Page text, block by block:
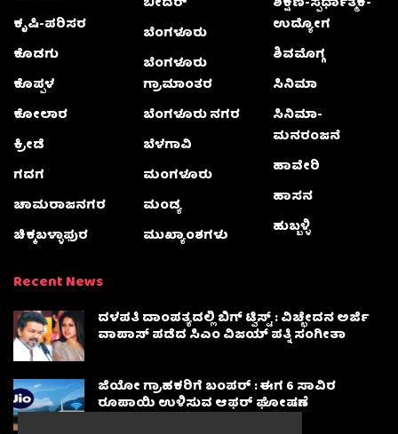
ಕೃಷಿ-ಪರಿಸರ
ಕೊಡಗು
ಕೊಪ್ಪಳ
ಕೋಲಾರ
ಕ್ರೀಡೆ
ಗದಗ
ಚಾಮರಾಜನಗರ
ಚಿಕ್ಕಬಳ್ಳಾಫುರ
ಬೆಂಗಳೂರು
ಬೆಂಗಳೂರು
ಗ್ರಾಮಾಂತರ
ಬೆಂಗಳೂರು ನಗರ
ಬೆಳಗಾವಿ
ಮಂಗಳೂರು
ಮಂಡ್ಯ
ಮುಖ್ಯಾಂಶಗಳು
ಉದ್ಯೋಗ
ಶಿವಮೊಗ್ಗ
ಸಿನಿಮಾ
ಸಿನಿಮಾ-
ಮನರಂಜನೆ
ಹಾವೇರಿ
ಹಾಸನ
ಹುಬ್ಬಳ್ಳಿ
Recent News
ದಳಪತಿ ದಾಂಪತ್ಯದಲ್ಲಿ ಬಿಗ್ ಟ್ವಿಸ್ಟ್ : ವಿಚ್ಛೇದನ ಅರ್ಜಿ
ವಾಪಾಸ್‌ ಪಡೆದ ಸಿಎಂ ವಿಜಯ್ ಪತ್ನಿ ಸಂಗೀತಾ‌
ಜಿಯೋ ಗ್ರಾಹಕರಿಗೆ ಬಂಪರ್ : ಈಗ 6 ಸಾವಿರ
ರೂಪಾಯಿ ಉಳಿಸುವ ಆಫರ್ ಘೋಷಣೆ